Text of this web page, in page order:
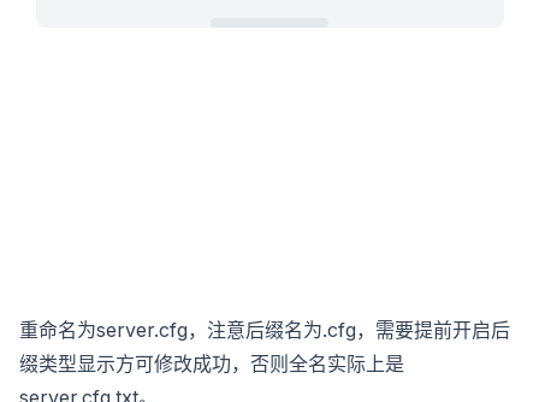
重命名为server.cfg，注意后缀名为.cfg，需要提前开启后
缀类型显示方可修改成功，否则全名实际上是